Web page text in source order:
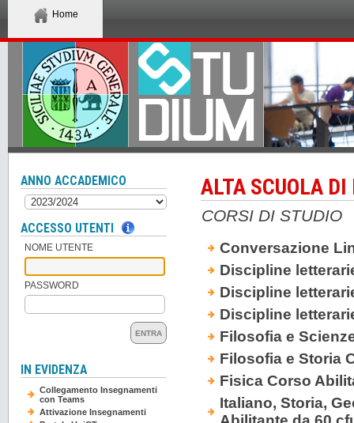
Home
ALTA SCUOLA
CORSI DI STUDIO
Conversazione
Discipline
Discipline
Discipline
Filosofia e
Filosofia e Storia
Fisica Corso
Italiano, Storia,
ANNO ACCADEMICO
ACCESSO UTENTI
NOME UTENTE
PASSWORD
ENTRA
IN EVIDENZA
Collegamento Insegnamenti
con Teams
Attivazione Insegnamenti